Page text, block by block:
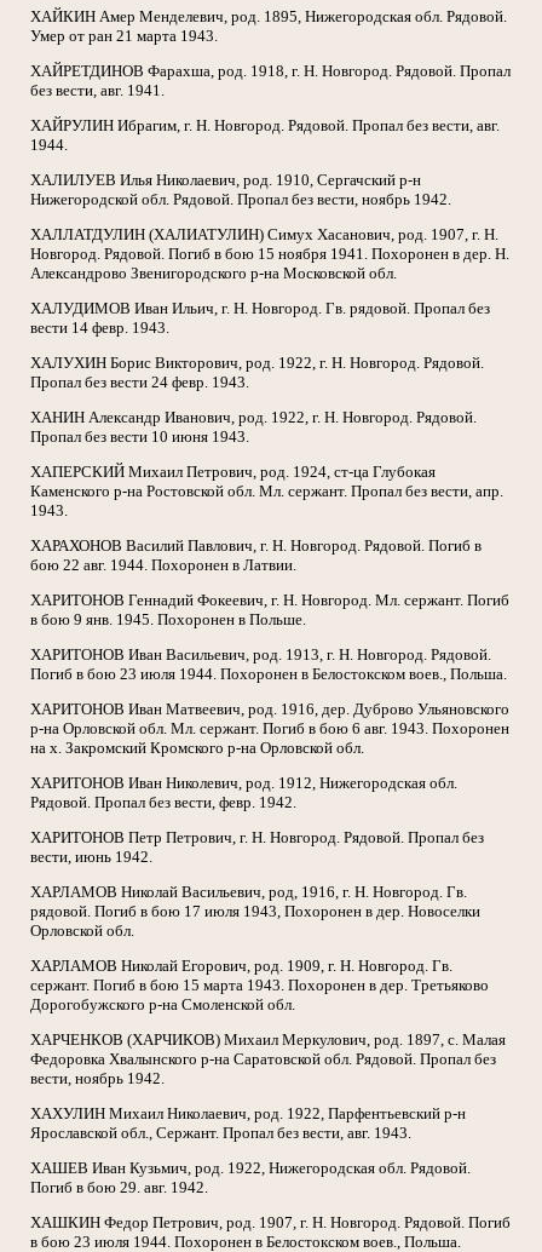
ХАЙКИН Амер Менделевич, род. 1895, Нижегородская обл. Рядовой.
Умер от ран 21 марта 1943.
ХАЙРЕТДИНОВ Фарахша, род. 1918, г. Н. Новгород. Рядовой. Пропал
без вести, авг. 1941.
ХАЙРУЛИН Ибрагим, г. Н. Новгород. Рядовой. Пропал без вести, авг.
1944.
ХАЛИЛУЕВ Илья Николаевич, род. 1910, Сергачский р-н
Нижегородской обл. Рядовой. Пропал без вести, ноябрь 1942.
ХАЛЛАТДУЛИН (ХАЛИАТУЛИН) Симух Хасанович, род. 1907, г. Н.
Новгород. Рядовой. Погиб в бою 15 ноября 1941. Похоронен в дер. Н.
Александрово Звенигородского р-на Московской обл.
ХАЛУДИМОВ Иван Ильич, г. Н. Новгород. Гв. рядовой. Пропал без
вести 14 февр. 1943.
ХАЛУХИН Борис Викторович, род. 1922, г. Н. Новгород. Рядовой.
Пропал без вести 24 февр. 1943.
ХАНИН Александр Иванович, род. 1922, г. Н. Новгород. Рядовой.
Пропал без вести 10 июня 1943.
ХАПЕРСКИЙ Михаил Петрович, род. 1924, ст-ца Глубокая
Каменского р-на Ростовской обл. Мл. сержант. Пропал без вести, апр.
1943.
ХАРАХОНОВ Василий Павлович, г. Н. Новгород. Рядовой. Погиб в
бою 22 авг. 1944. Похоронен в Латвии.
ХАРИТОНОВ Геннадий Фокеевич, г. Н. Новгород. Мл. сержант. Погиб
в бою 9 янв. 1945. Похоронен в Польше.
ХАРИТОНОВ Иван Васильевич, род. 1913, г. Н. Новгород. Рядовой.
Погиб в бою 23 июля 1944. Похоронен в Белостокском воев., Польша.
ХАРИТОНОВ Иван Матвеевич, род. 1916, дер. Дуброво Ульяновского
р-на Орловской обл. Мл. сержант. Погиб в бою 6 авг. 1943. Похоронен
на х. Закромский Кромского р-на Орловской обл.
ХАРИТОНОВ Иван Николевич, род. 1912, Нижегородская обл.
Рядовой. Пропал без вести, февр. 1942.
ХАРИТОНОВ Петр Петрович, г. Н. Новгород. Рядовой. Пропал без
вести, июнь 1942.
ХАРЛАМОВ Николай Васильевич, род, 1916, г. Н. Новгород. Гв.
рядовой. Погиб в бою 17 июля 1943, Похоронен в дер. Новоселки
Орловской обл.
ХАРЛАМОВ Николай Егорович, род. 1909, г. Н. Новгород. Гв.
сержант. Погиб в бою 15 марта 1943. Похоронен в дер. Третьяково
Дорогобужского р-на Смоленской обл.
ХАРЧЕНКОВ (ХАРЧИКОВ) Михаил Меркулович, род. 1897, с. Малая
Федоровка Хвалынского р-на Саратовской обл. Рядовой. Пропал без
вести, ноябрь 1942.
ХАХУЛИН Михаил Николаевич, род. 1922, Парфентьевский р-н
Ярославской обл., Сержант. Пропал без вести, авг. 1943.
ХАШЕВ Иван Кузьмич, род. 1922, Нижегородская обл. Рядовой.
Погиб в бою 29. авг. 1942.
ХАШКИН Федор Петрович, род. 1907, г. Н. Новгород. Рядовой. Погиб
в бою 23 июля 1944. Похоронен в Белостокском воев., Польша.